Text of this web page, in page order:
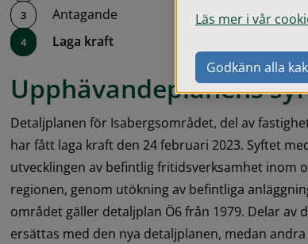
Antagande
Laga kraft
Upphävandeplanens
Detaljplanen för Isabergsområdet, del av
har fått laga kraft den 24 februari 2023. Syftet
utvecklingen av befintlig fritidsverksamhet inom
regionen, genom utökning av befintliga
området gäller detaljplan Ö6 från 1979. Delar av
ersättas med den nya detaljplanen, medan
Läs mer i vår
Godkänn alla